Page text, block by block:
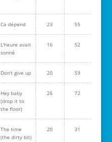
Ca dépend 23 55
L'heure avait
sonné
16 52
Don't give up 20 59
Hey baby
(drop it to
the floor)
26 72
The time
(the dirty bit)
20 31